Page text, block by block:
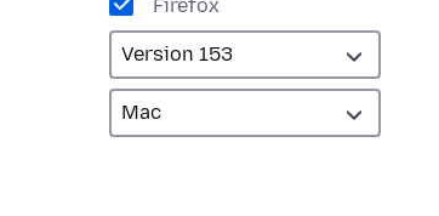
Firefox